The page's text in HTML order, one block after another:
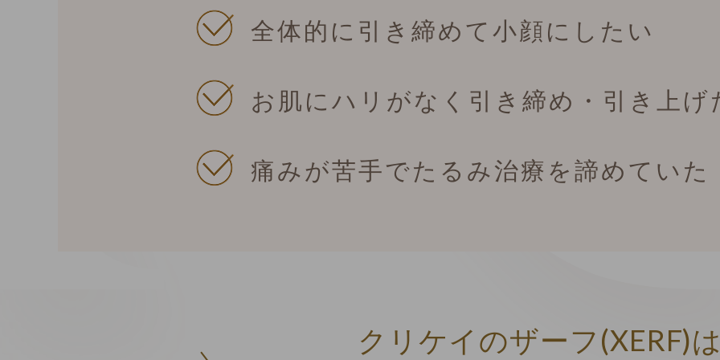
全体的に引き締めて小顔にしたい
お肌にハリがなく引き締め・引き上げ
痛みが苦手でたるみ治療を諦めていた
クリケイのザーフ(XERF)